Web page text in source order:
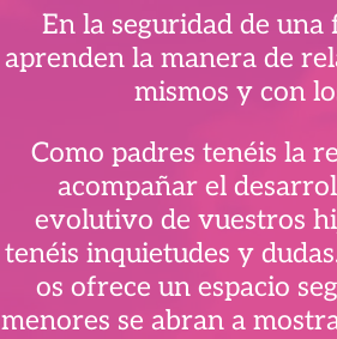
En la seguridad de
aprenden la manera de
mismos y con
Como padres tenéis la
acompañar el
evolutivo de vuestros
tenéis inquietudes y
os ofrece un espacio
menores se abran a